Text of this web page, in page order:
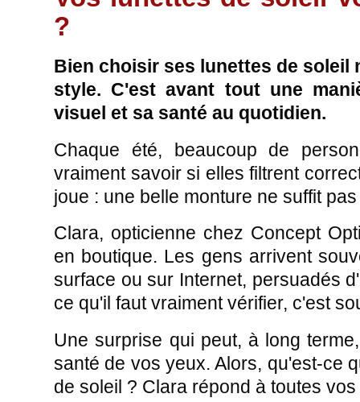
?
Bien choisir ses lunettes de soleil
style. C'est avant tout une
visuel et sa santé au quotidien.
Chaque été, beaucoup de
vraiment savoir si elles filtrent
joue : une belle monture ne suffit
Clara, opticienne chez Concept
en boutique. Les gens arrivent
surface ou sur Internet, persuadés
ce qu'il faut vraiment vérifier, c'est
Une surprise qui peut, à long
santé de vos yeux. Alors, qu'est-ce
de soleil ? Clara répond à toutes